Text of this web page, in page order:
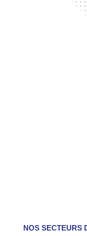
NOS SECTEURS